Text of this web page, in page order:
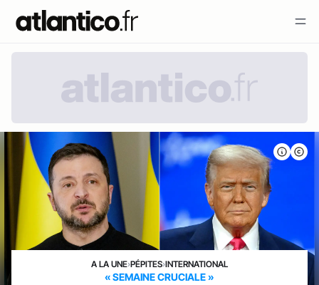
A LA UNE›PÉPITES›INTERNATIONAL
« SEMAINE CRUCIALE »